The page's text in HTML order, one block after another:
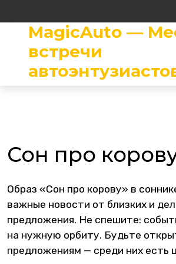
content
MagicAuto —
встречи
Сон про
Образ «Сон про корову» в
важные новости от близких и
предложения. Не спешите:
на нужную орбиту. Будьте
предложениям — среди них есть